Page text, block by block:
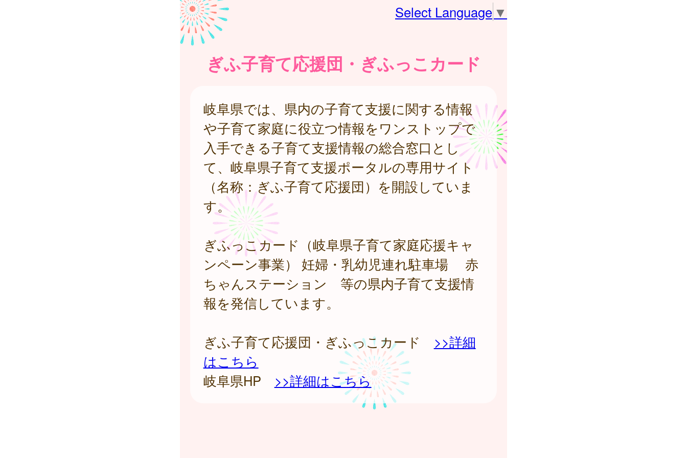
Select Language ▼
ぎふ子育て応援団・ぎふっこカード
岐阜県では、県内の子育て支援に関する情報
や子育て家庭に役立つ情報をワンストップで
入手できる子育て支援情報の総合窓口とし
て、岐阜県子育て支援ポータルの専用サイト
（名称：ぎふ子育て応援団）を開設していま
す。
ぎふっこカード（岐阜県子育て家庭応援キャ
ンペーン事業） 妊婦・乳幼児連れ駐車場 赤
ちゃんステーション 等の県内子育て支援情
報を発信しています。
ぎふ子育て応援団・ぎふっこカード >>詳細
はこちら
岐阜県HP >>詳細はこちら